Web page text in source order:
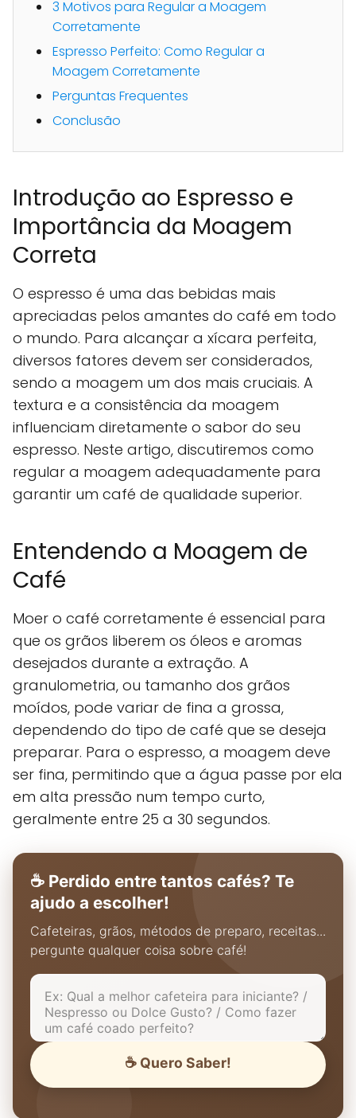
3 Motivos para Regular a Moagem
Corretamente
Espresso Perfeito: Como Regular a
Moagem Corretamente
Perguntas Frequentes
Conclusão
Introdução ao Espresso e
Importância da Moagem
Correta
O espresso é uma das bebidas mais
apreciadas pelos amantes do café em todo
o mundo. Para alcançar a xícara perfeita,
diversos fatores devem ser considerados,
sendo a moagem um dos mais cruciais. A
textura e a consistência da moagem
influenciam diretamente o sabor do seu
espresso. Neste artigo, discutiremos como
regular a moagem adequadamente para
garantir um café de qualidade superior.
Entendendo a Moagem de
Café
Moer o café corretamente é essencial para
que os grãos liberem os óleos e aromas
desejados durante a extração. A
granulometria, ou tamanho dos grãos
moídos, pode variar de fina a grossa,
dependendo do tipo de café que se deseja
preparar. Para o espresso, a moagem deve
ser fina, permitindo que a água passe por ela
em alta pressão num tempo curto,
geralmente entre 25 a 30 segundos.
☕ Perdido entre tantos cafés? Te
ajudo a escolher!
Cafeteiras, grãos, métodos de preparo, receitas...
pergunte qualquer coisa sobre café!
☕ Quero Saber!